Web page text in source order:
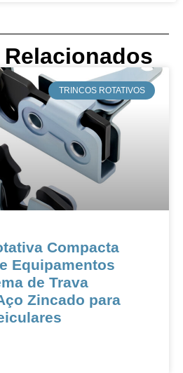
​TRINCOS ROTATIVOS
Compacta
Equipamentos
de Trava
Zincado para